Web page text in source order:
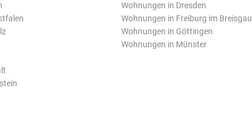
Wohnungen in Dresden
Wohnungen in Freiburg im Breisgau
Wohnungen in Göttingen
Wohnungen in Münster